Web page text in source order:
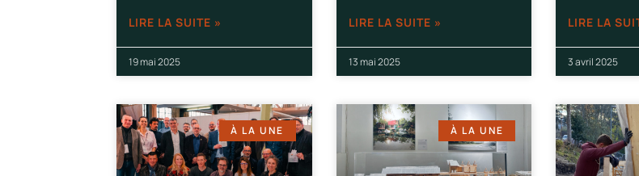
LIRE LA SUITE »
19 mai 2025
LIRE LA SUITE »
13 mai 2025
LIRE LA
3 avril 2025
À LA UNE À LA UNE